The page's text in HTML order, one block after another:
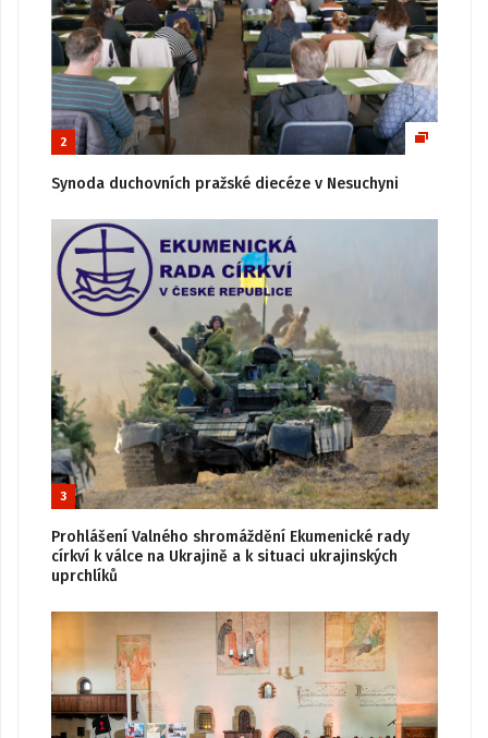
2
Synoda duchovních pražské diecéze v Nesuchyni
3
Prohlášení Valného shromáždění Ekumenické rady
církví k válce na Ukrajině a k situaci ukrajinských
uprchlíků